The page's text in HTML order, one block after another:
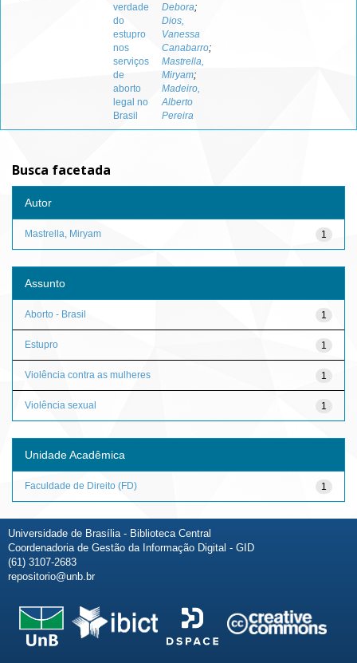
verdade
do
estupro
nos
serviços
de
aborto
legal no
Brasil
Debora;
Dios,
Vanessa
Canabarro;
Mastrella,
Miryam;
Madeiro,
Alberto
Pereira
Busca facetada
Autor
1
Mastrella, Miryam
Assunto
1
Aborto - Brasil
1
Estupro
1
Violência contra as mulheres
1
Violência sexual
Unidade Acadêmica
1
Faculdade de Direito (FD)
Universidade de Brasília - Biblioteca Central
Coordenadoria de Gestão da Informação Digital - GID
(61) 3107-2683
repositorio@unb.br